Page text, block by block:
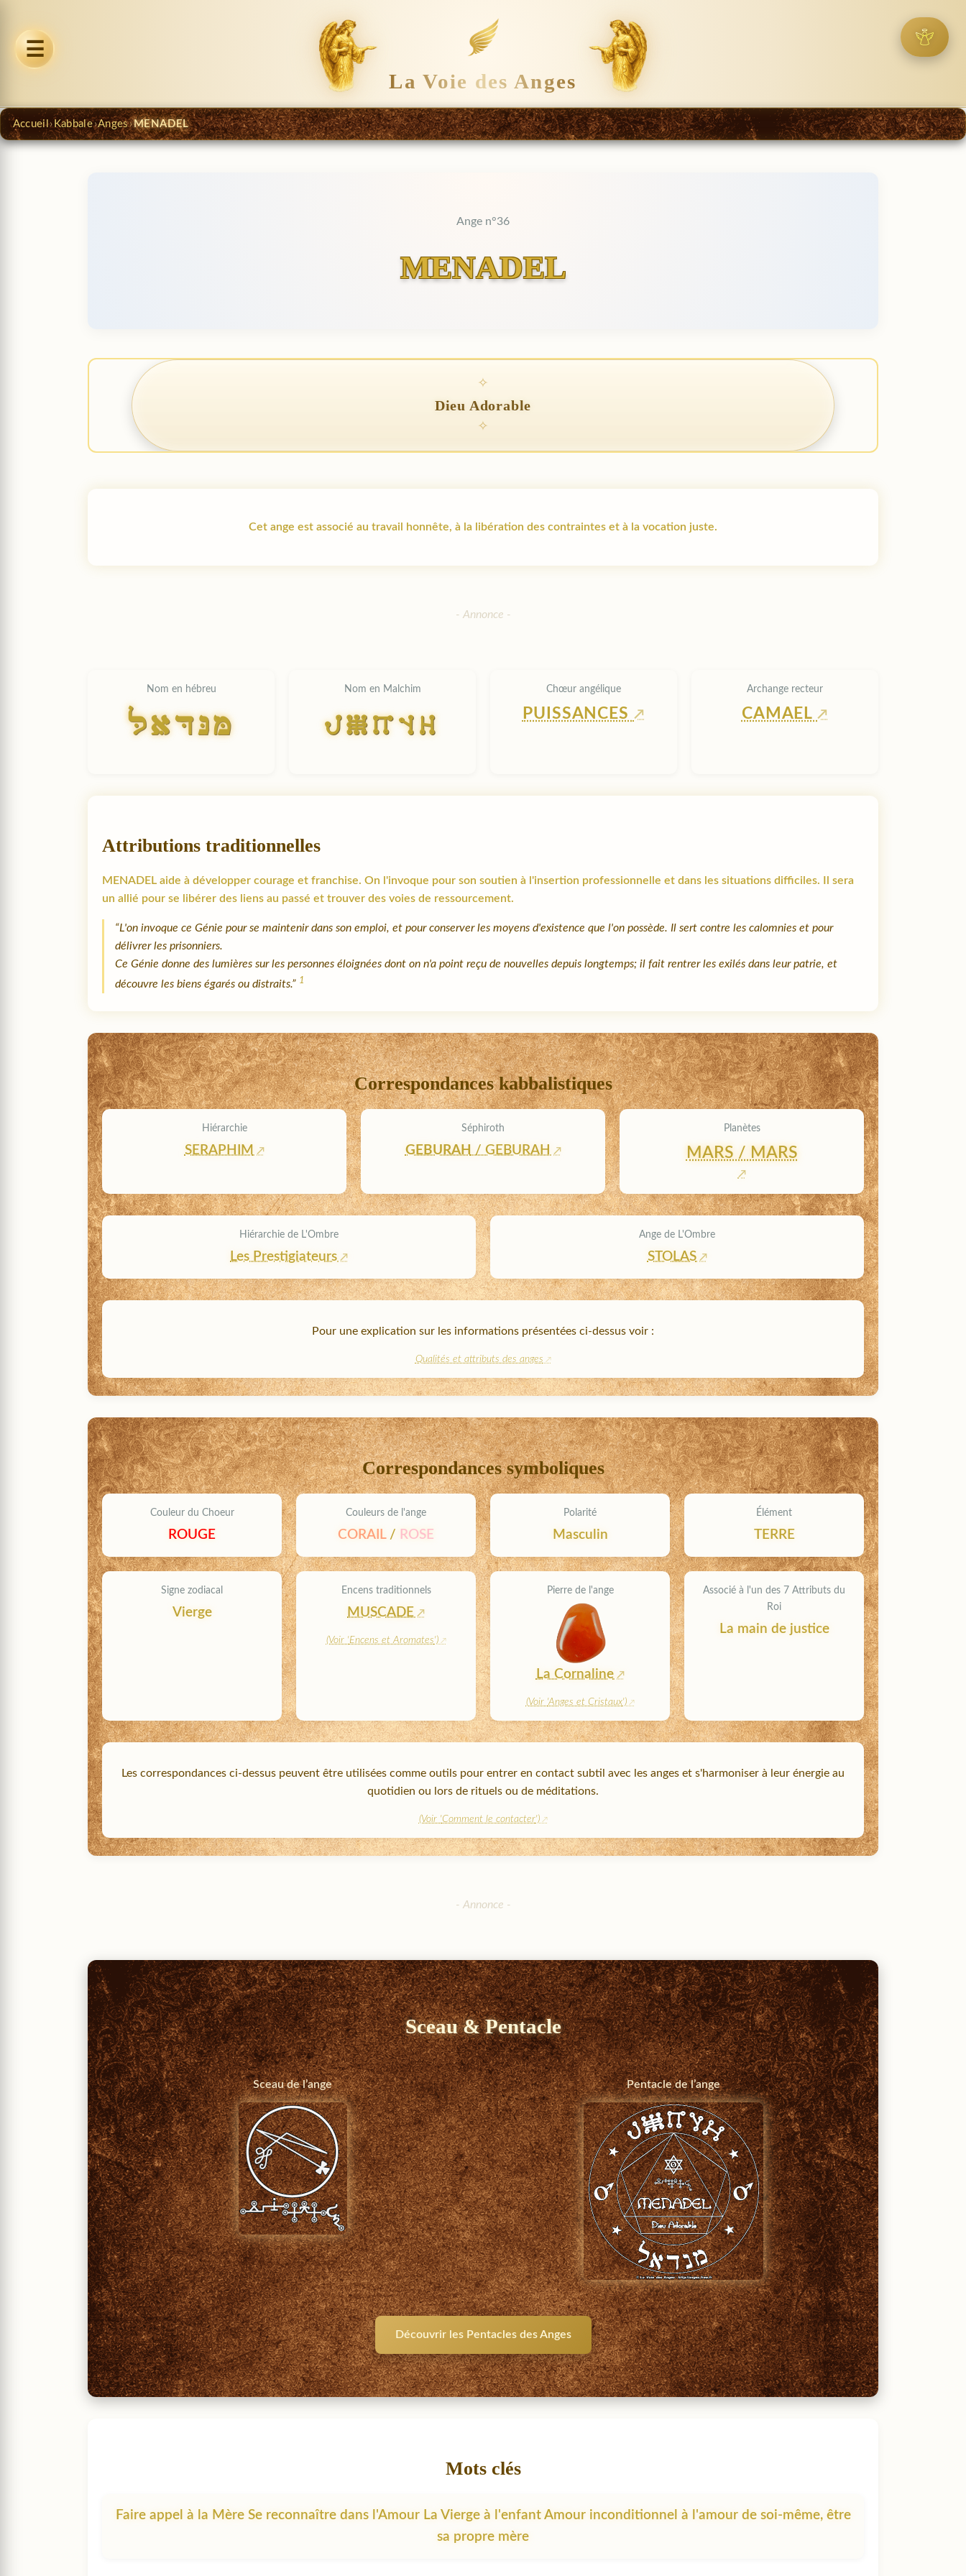
☰
La Voie des Anges
Accueil› Kabbale›Anges›MENADEL
Ange n°36
MENADEL
Dieu Adorable
Cet ange est associé au travail honnête, à la libération des contraintes et à la vocation juste.
Nom en hébreu
LADNM
Nom en Malchim
LADNM
Chœur angélique
PUISSANCES
Archange recteur
CAMAEL
Attributions traditionnelles
MENADEL aide à développer courage et franchise. On l'invoque pour son soutien à l'insertion professionnelle et dans les situations difficiles. Il sera
un allié pour se libérer des liens au passé et trouver des voies de ressourcement.
“L'on invoque ce Génie pour se maintenir dans son emploi, et pour conserver les moyens d'existence que l'on possède. Il sert contre les calomnies et pour
délivrer les prisonniers.
Ce Génie donne des lumières sur les personnes éloignées dont on n'a point reçu de nouvelles depuis longtemps; il fait rentrer les exilés dans leur patrie, et
découvre les biens égarés ou distraits.” 1
Correspondances kabbalistiques
Hiérarchie
SERAPHIM
Séphiroth
GEBURAH / GEBURAH
Planètes
MARS / MARS
Hiérarchie de L'Ombre
Les Prestigiateurs
Ange de L'Ombre
STOLAS
Pour une explication sur les informations présentées ci-dessus voir :
Qualités et attributs des anges
Correspondances symboliques
Couleur du Choeur
ROUGE
Couleurs de l'ange
CORAIL/ ROSE
Polarité
Masculin
Élément
TERRE
Signe zodiacal
Vierge
Encens traditionnels
MUSCADE
(Voir 'Encens et Aromates')
Pierre de l'ange
La Cornaline
(Voir 'Anges et Cristaux')
Associé à l'un des 7 Attributs du
Roi
La main de justice
Les correspondances ci-dessus peuvent être utilisées comme outils pour entrer en contact subtil avec les anges et s'harmoniser à leur énergie au
quotidien ou lors de rituels ou de méditations.
(Voir 'Comment le contacter')
Sceau & Pentacle
Sceau de l’ange Pentacle de l’ange
Découvrir les Pentacles des Anges
Mots clés
Faire appel à la Mère Se reconnaître dans l'Amour La Vierge à l'enfant Amour inconditionnel à l'amour de soi-même, être
sa propre mère